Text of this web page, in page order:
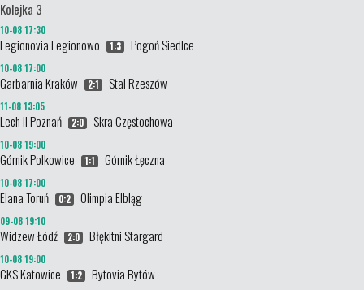
Kolejka 3
10-08 17:30
Legionovia Legionowo 1:3 Pogoń Siedlce
10-08 17:00
Garbarnia Kraków 2:1 Stal Rzeszów
11-08 13:05
Lech II Poznań 2:0 Skra Częstochowa
10-08 19:00
Górnik Polkowice 1:1 Górnik Łęczna
10-08 17:00
Elana Toruń 0:2 Olimpia Elbląg
09-08 19:10
Widzew Łódź 2:0 Błękitni Stargard
10-08 19:00
GKS Katowice 1:2 Bytovia Bytów